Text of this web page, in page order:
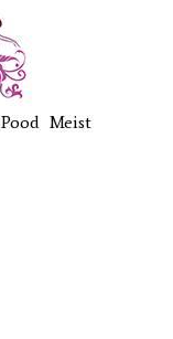
Pood Meist